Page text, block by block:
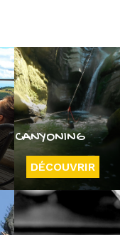
CANYONING
DÉCOUVRIR